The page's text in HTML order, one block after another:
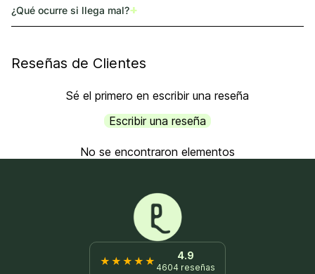
¿Qué ocurre si llega mal?+
Reseñas de Clientes
Sé el primero en escribir una reseña
Escribir una reseña
No se encontraron elementos
★★★★★ 4.9
4604 reseñas